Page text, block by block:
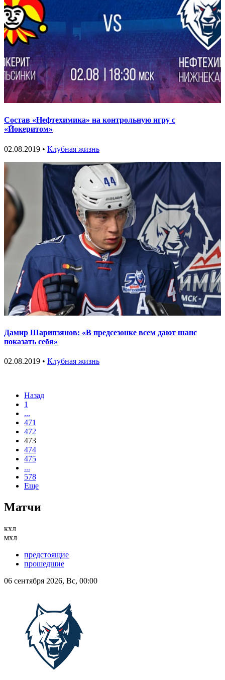
Состав «Нефтехимика» на контрольную игру с
«Йокеритом»
02.08.2019 • Клубная жизнь
Дамир Шарипзянов: «В предсезонке всем дают шанс
показать себя»
02.08.2019 • Клубная жизнь
Назад
1
...
471
472
473
474
475
...
578
Еще
Матчи
кхл
мхл
предстоящие
прошедшие
06 сентября 2026, Вс, 00:00